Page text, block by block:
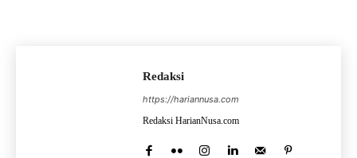
Redaksi
https://hariannusa.com
Redaksi HarianNusa.com